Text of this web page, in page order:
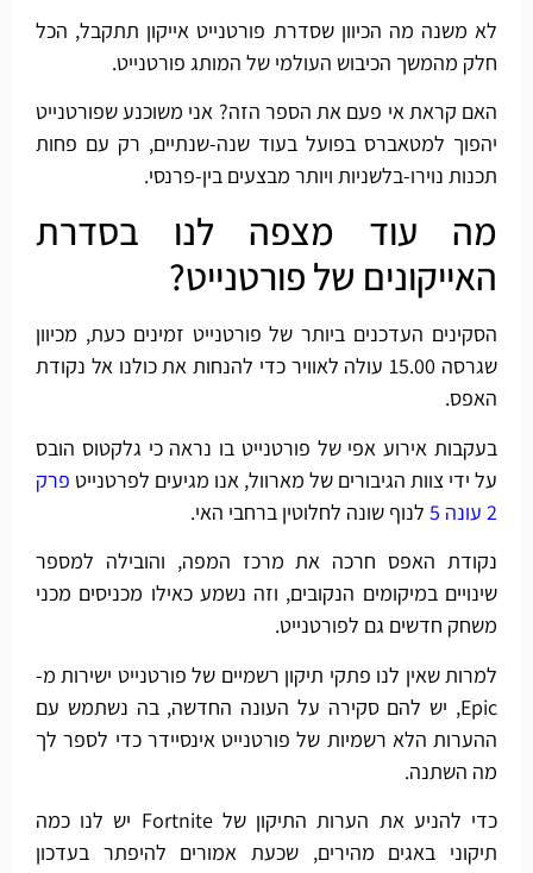
לא משנה מה הכיוון שסדרת פורטנייט אייקון תתקבל, הכל
חלק מהמשך הכיבוש העולמי של המותג פורטנייט.
האם קראת אי פעם את הספר הזה? אני משוכנע שפורטנייט
יהפוך למטאברס בפועל בעוד שנה-שנתיים, רק עם פחות
תכנות נוירו-בלשניות ויותר מבצעים בין-פרנסי.
מה עוד מצפה לנו בסדרת
האייקונים של פורטנייט?
הסקינים העדכנים ביותר של פורטנייט זמינים כעת, מכיוון
שגרסה 15.00 עולה לאוויר כדי להנחות את כולנו אל נקודת
האפס.
בעקבות אירוע אפי של פורטנייט בו נראה כי גלקטוס הובס
על ידי צוות הגיבורים של מארוול, אנו מגיעים לפרטנייט פרק
2 עונה 5
לנוף שונה לחלוטין ברחבי האי.
נקודת האפס חרכה את מרכז המפה, והובילה למספר
שינויים במיקומים הנקובים, וזה נשמע כאילו מכניסים מכני
משחק חדשים גם לפורטנייט.
למרות שאין לנו פתקי תיקון רשמיים של פורטנייט ישירות מ-
Epic, יש להם סקירה על העונה החדשה, בה נשתמש עם
ההערות הלא רשמיות של פורטנייט אינסיידר כדי לספר לך
מה השתנה.
כדי להניע את הערות התיקון של Fortnite יש לנו כמה
תיקוני באגים מהירים, שכעת אמורים להיפתר בעדכון